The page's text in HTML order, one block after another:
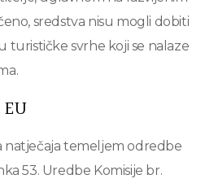
sredstva nisu mogli dobiti
turističke svrhe koji se nalaze
natječaja temeljem odredbe
53. Uredbe Komisije br.